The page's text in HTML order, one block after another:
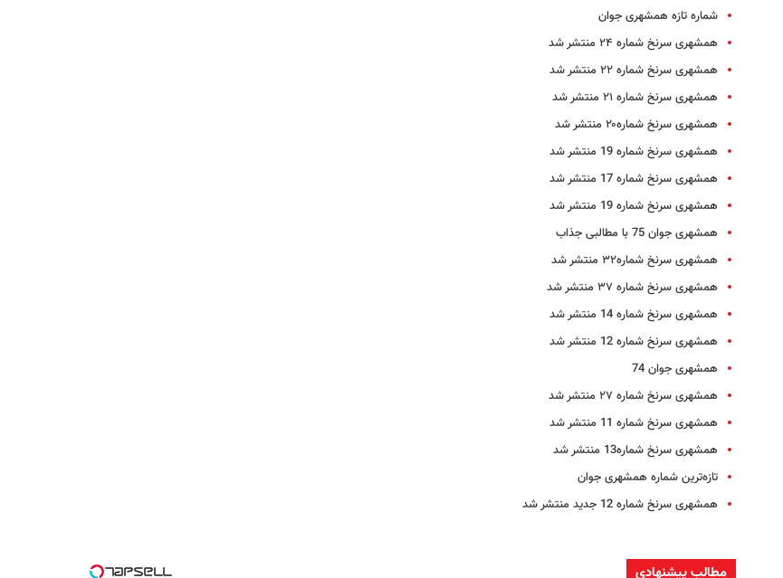
شماره تازه همشهری جوان
همشهری سرنخ شماره ۲۴ منتشر شد
همشهری سرنخ شماره ۲۲ منتشر شد
همشهری سرنخ شماره ۲۱ منتشر شد
همشهری سرنخ شماره۲۰ منتشر شد
همشهری سرنخ شماره 19 منتشر شد
همشهری سرنخ شماره 17 منتشر شد
همشهری سرنخ شماره 19 منتشر شد
همشهری جوان 75 با مطالبی جذاب
همشهری سرنخ شماره۳۲ منتشر شد
همشهری سرنخ شماره ۳۷ منتشر شد
همشهری سرنخ شماره 14 منتشر شد
همشهری سرنخ شماره 12 منتشر شد
همشهری جوان 74
همشهری سرنخ شماره ۲۷ منتشر شد
همشهری سرنخ شماره 11 منتشر شد
همشهری سرنخ شماره13 منتشر شد
تازه‌ترین شماره همشهری جوان
همشهری سرنخ شماره 12 جدید منتشر شد
مطالب پیشنهادی